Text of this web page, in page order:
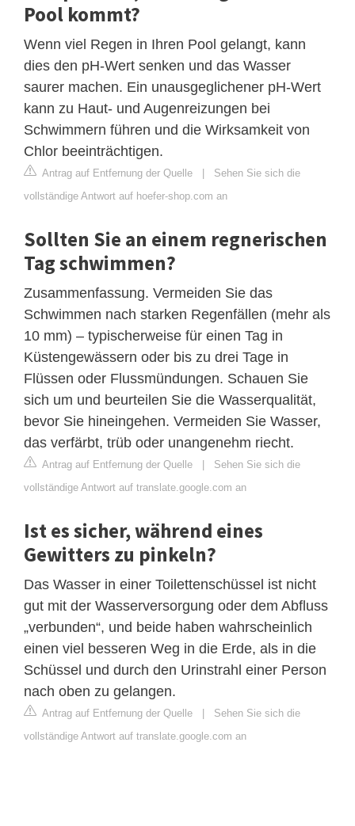
Pool kommt?
Wenn viel Regen in Ihren Pool gelangt, kann
dies den pH-Wert senken und das Wasser
saurer machen. Ein unausgeglichener pH-Wert
kann zu Haut- und Augenreizungen bei
Schwimmern führen und die Wirksamkeit von
Chlor beeinträchtigen.
Antrag auf Entfernung der Quelle | Sehen Sie sich die
vollständige Antwort auf hoefer-shop.com an
Sollten Sie an einem regnerischen
Tag schwimmen?
Zusammenfassung. Vermeiden Sie das
Schwimmen nach starken Regenfällen (mehr als
10 mm) – typischerweise für einen Tag in
Küstengewässern oder bis zu drei Tage in
Flüssen oder Flussmündungen. Schauen Sie
sich um und beurteilen Sie die Wasserqualität,
bevor Sie hineingehen. Vermeiden Sie Wasser,
das verfärbt, trüb oder unangenehm riecht.
Antrag auf Entfernung der Quelle | Sehen Sie sich die
vollständige Antwort auf translate.google.com an
Ist es sicher, während eines
Gewitters zu pinkeln?
Das Wasser in einer Toilettenschüssel ist nicht
gut mit der Wasserversorgung oder dem Abfluss
„verbunden“, und beide haben wahrscheinlich
einen viel besseren Weg in die Erde, als in die
Schüssel und durch den Urinstrahl einer Person
nach oben zu gelangen.
Antrag auf Entfernung der Quelle | Sehen Sie sich die
vollständige Antwort auf translate.google.com an